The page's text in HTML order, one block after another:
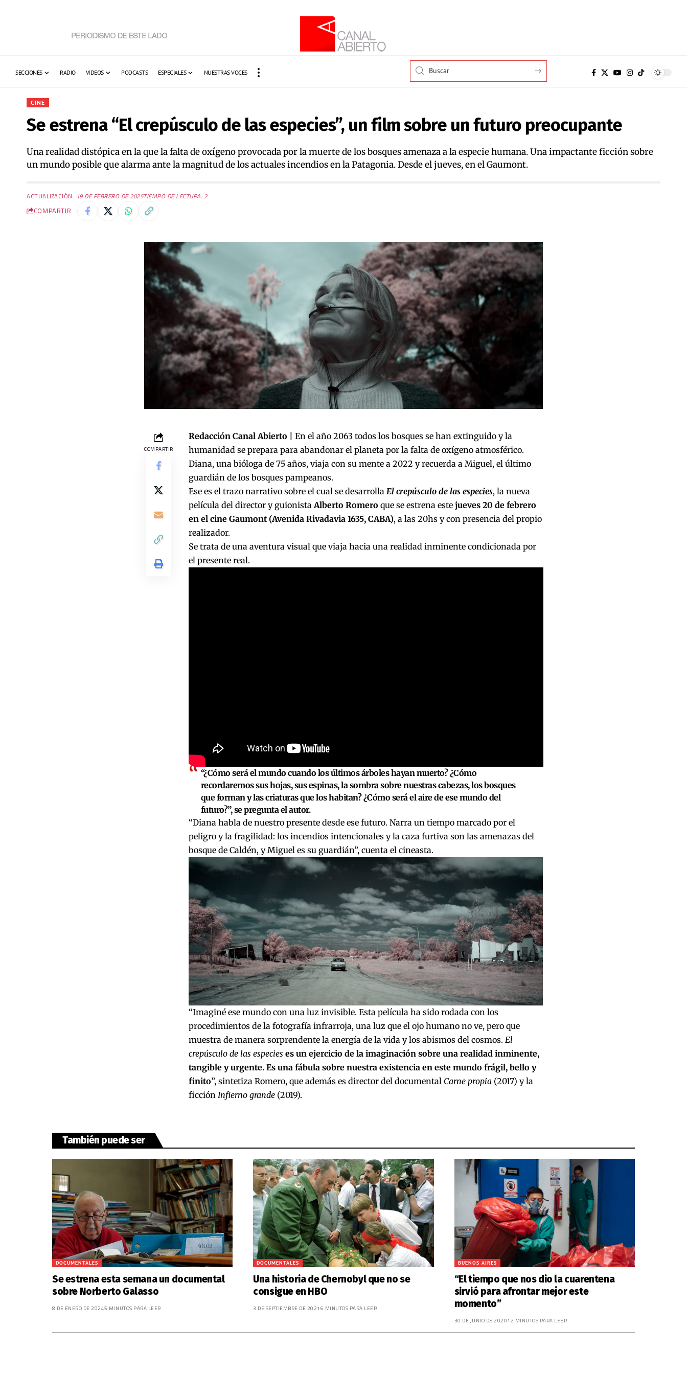
SECCIONES RADIO VIDEOS PODCASTS ESPECIALES NUESTRAS VOCES
CINE
Se estrena “El crepúsculo de las especies”, un film sobre un futuro preocupante
Una realidad distópica en la que la falta de oxígeno provocada por la muerte de los bosques amenaza a la especie humana. Una impactante ficción sobre
un mundo posible que alarma ante la magnitud de los actuales incendios en la Patagonia. Desde el jueves, en el Gaumont.
ACTUALIZACIÓN: 19 DE FEBRERO DE 2025TIEMPO DE LECTURA: 2
COMPARTIR
COMPARTIR
Redacción Canal Abierto |
En el año 2063 todos los bosques se han extinguido y la
humanidad se prepara para abandonar el planeta por la falta de oxígeno atmosférico.
Diana, una bióloga de 75 años, viaja con su mente a 2022 y recuerda a Miguel, el último
guardián de los bosques pampeanos.
Ese es el trazo narrativo sobre el cual se desarrolla El crepúsculo de las especies, la nueva
película del director y guionista Alberto Romero que se estrena este jueves 20 de febrero
en el cine Gaumont (Avenida Rivadavia 1635, CABA), a las 20hs y con presencia del propio
realizador.
Se trata de una aventura visual que viaja hacia una realidad inminente condicionada por
el presente real.
“¿Cómo será el mundo cuando los últimos árboles hayan muerto? ¿Cómo
recordaremos sus hojas, sus espinas, la sombra sobre nuestras cabezas, los bosques
que forman y las criaturas que los habitan? ¿Cómo será el aire de ese mundo del
futuro?”, se pregunta el autor.
“Diana habla de nuestro presente desde ese futuro. Narra un tiempo marcado por el
peligro y la fragilidad: los incendios intencionales y la caza furtiva son las amenazas del
bosque de Caldén, y Miguel es su guardián”, cuenta el cineasta.
“Imaginé ese mundo con una luz invisible. Esta película ha sido rodada con los
procedimientos de la fotografía infrarroja, una luz que el ojo humano no ve, pero que
muestra de manera sorprendente la energía de la vida y los abismos del cosmos. El
crepúsculo de las especies es un ejercicio de la imaginación sobre una realidad inminente,
tangible y urgente. Es una fábula sobre nuestra existencia en este mundo frágil, bello y
finito”, sintetiza Romero, que además es director del documental Carne propia(2017) y la
ficción Infierno grande(2019).
También puede ser
DOCUMENTALES
Se estrena esta semana un documental
sobre Norberto Galasso
8 DE ENERO DE 20245 MINUTOS PARA LEER
DOCUMENTALES
Una historia de Chernobyl que no se
consigue en HBO
3 DE SEPTIEMBRE DE 2021 6 MINUTOS PARA LEER
BUENOS AIRES
“El tiempo que nos dio la cuarentena
sirvió para afrontar mejor este
momento”
30 DE JUNIO DE 202012 MINUTOS PARA LEER